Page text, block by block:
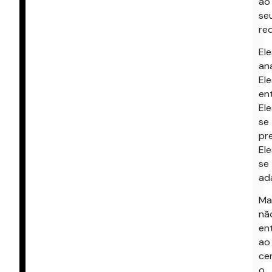
se
se
ao